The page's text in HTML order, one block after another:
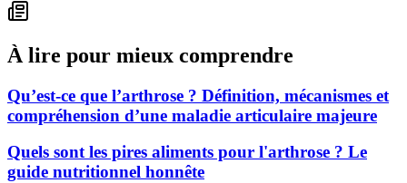
À lire pour mieux comprendre
Qu’est-ce que l’arthrose ? Définition, mécanismes et
compréhension d’une maladie articulaire majeure
Quels sont les pires aliments pour l'arthrose ? Le
guide nutritionnel honnête